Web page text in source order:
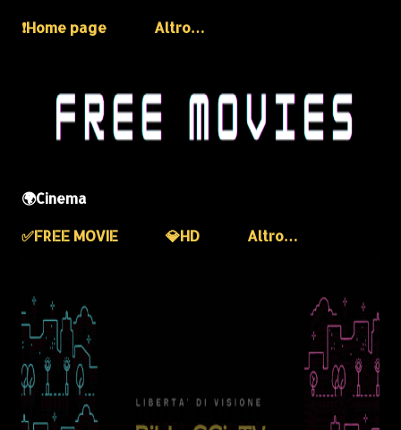
❗️Home page
Altro…
🌍Cinema
✅️FREE MOVIE
💎HD Altro…